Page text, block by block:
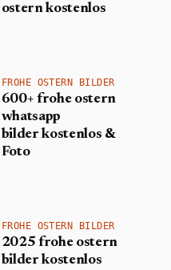
ostern kostenlos
FROHE OSTERN BILDER
600+ frohe ostern
whatsapp
bilder kostenlos &
Foto
FROHE OSTERN BILDER
2025 frohe ostern
bilder kostenlos